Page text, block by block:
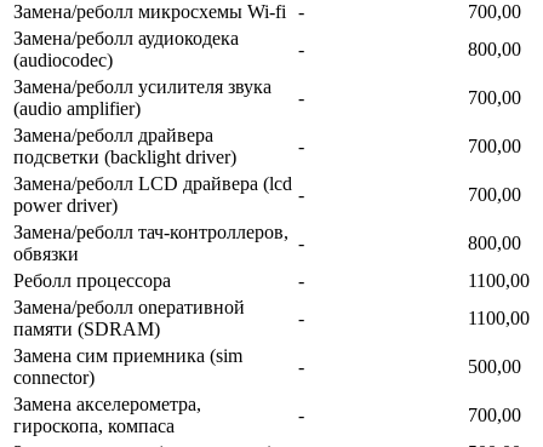
Замена/реболл микросхемы Wi-fi -
700,00
Замена/реболл аудиокодека
(audiocodec)
-
800,00
Замена/реболл усилителя звука
(audio amplifier)
-
700,00
Замена/реболл драйвера
подсветки (backlight driver)
-
700,00
Замена/реболл LCD драйвера (lcd
power driver)
-
700,00
Замена/реболл тач-контроллеров,
обвязки
-
800,00
Реболл процессора
-
1100,00
Замена/реболл onepaтивной
памяти (SDRAM)
-
1100,00
Замена сим приемника (sim
connector)
-
500,00
Замена акселерометра,
гироскопа, компаса
-
700,00